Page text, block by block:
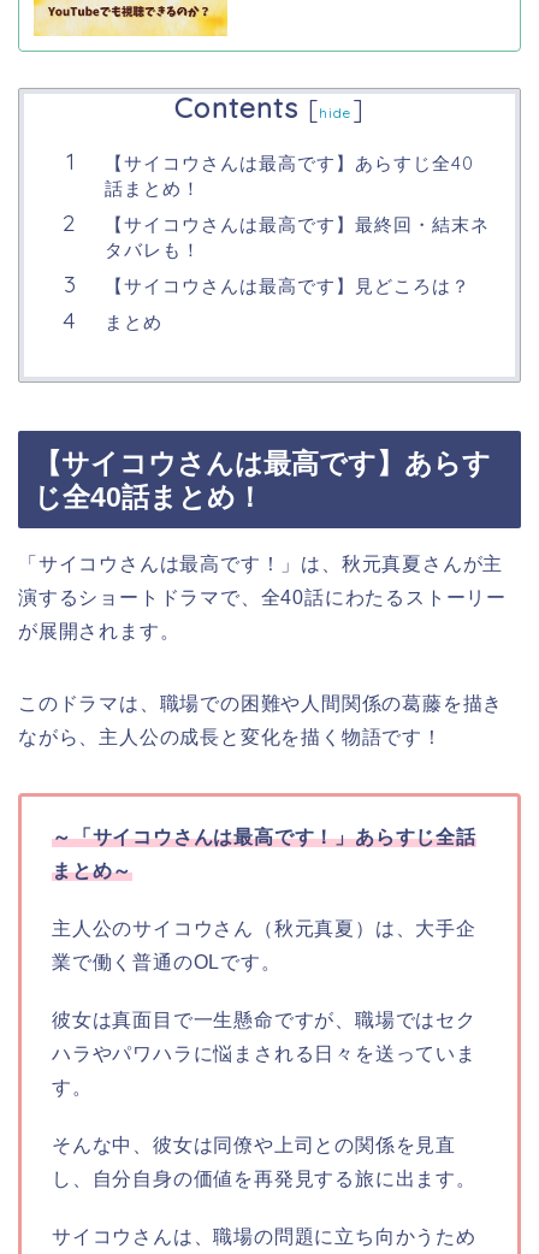
Contents [hide ]
【サイコウさんは最高です】あらすじ全40
話まとめ！
【サイコウさんは最高です】最終回・結末ネ
タバレも！
【サイコウさんは最高です】見どころは？
まとめ
【サイコウさんは最高です】あらす
じ全40話まとめ！
「サイコウさんは最高です！」は、秋元真夏さんが主
演するショートドラマで、全40話にわたるストーリー
が展開されます。
このドラマは、職場での困難や人間関係の葛藤を描き
ながら、主人公の成長と変化を描く物語です！
～「サイコウさんは最高です！」あらすじ全話
まとめ～
主人公のサイコウさん（秋元真夏）は、大手企
業で働く普通のOLです。
彼女は真面目で一生懸命ですが、職場ではセク
ハラやパワハラに悩まされる日々を送っていま
す。
そんな中、彼女は同僚や上司との関係を見直
し、自分自身の価値を再発見する旅に出ます。
サイコウさんは、職場の問題に立ち向かうため